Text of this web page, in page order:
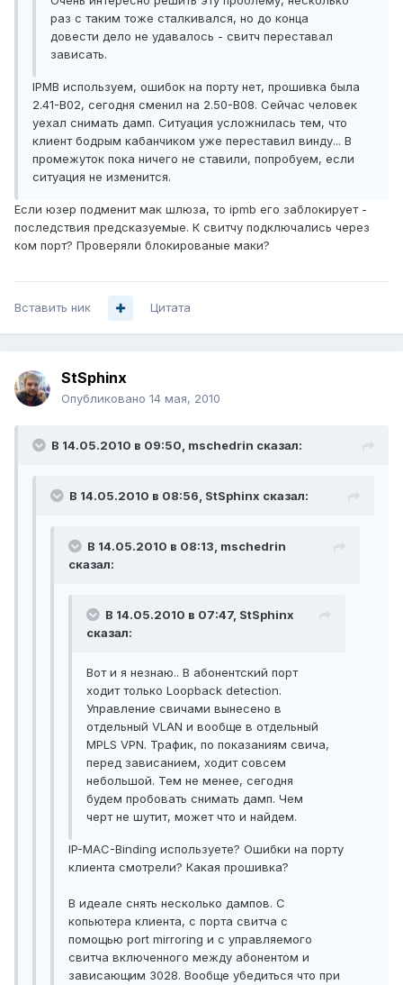
раз с таким тоже сталкивался, но до конца
довести дело не удавалось - свитч переставал
зависать.
IPMB используем, ошибок на порту нет, прошивка была
2.41-B02, сегодня сменил на 2.50-B08. Сейчас человек
уехал снимать дамп. Ситуация усложнилась тем, что
клиент бодрым кабанчиком уже переставил винду... В
промежуток пока ничего не ставили, попробуем, если
ситуация не изменится.
Если юзер подменит мак шлюза, то ipmb его заблокирует -
последствия предсказуемые. К свитчу подключались через
ком порт? Проверяли блокированые маки?
Вставить ник Цитата
StSphinx
Опубликовано 14 мая, 2010
В 14.05.2010 в 09:50, mschedrin сказал:
В 14.05.2010 в 08:56, StSphinx сказал:
В 14.05.2010 в 08:13, mschedrin
сказал:
В 14.05.2010 в 07:47, StSphinx
сказал:
Вот и я незнаю.. В абонентский порт
ходит только Loopback detection.
Управление свичами вынесено в
отдельный VLAN и вообще в отдельный
MPLS VPN. Трафик, по показаниям свича,
перед зависанием, ходит совсем
небольшой. Тем не менее, сегодня
будем пробовать снимать дамп. Чем
черт не шутит, может что и найдем.
IP-MAC-Binding используете? Ошибки на порту
клиента смотрели? Какая прошивка?
В идеале снять несколько дампов. С
копьютера клиента, с порта свитча с
помощью port mirroring и с управляемого
свитча включенного между абонентом и
зависающим 3028. Вообще убедиться что при